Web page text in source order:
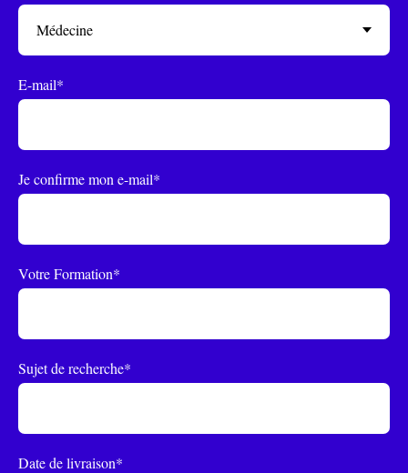
E-mail*
Je confirme mon e-mail*
Votre Formation*
Sujet de recherche*
Date de livraison*